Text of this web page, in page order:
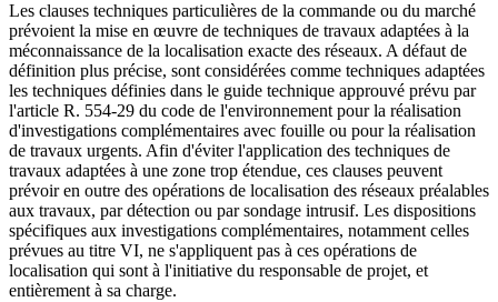
Les clauses techniques particulières de la commande ou du marché
prévoient la mise en œuvre de techniques de travaux adaptées à la
méconnaissance de la localisation exacte des réseaux. A défaut de
définition plus précise, sont considérées comme techniques adaptées
les techniques définies dans le guide technique approuvé prévu par
l'article R. 554-29 du code de l'environnement pour la réalisation
d'investigations complémentaires avec fouille ou pour la réalisation
de travaux urgents. Afin d'éviter l'application des techniques de
travaux adaptées à une zone trop étendue, ces clauses peuvent
prévoir en outre des opérations de localisation des réseaux préalables
aux travaux, par détection ou par sondage intrusif. Les dispositions
spécifiques aux investigations complémentaires, notamment celles
prévues au titre VI, ne s'appliquent pas à ces opérations de
localisation qui sont à l'initiative du responsable de projet, et
entièrement à sa charge.